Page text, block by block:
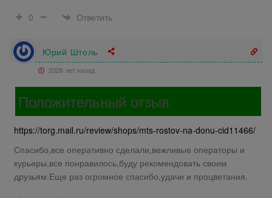
0
Ответить
Юрий Штоль
2026 лет назад
Положительный отзыв
https://torg.mail.ru/review/shops/mts-rostov-na-donu-cid11466/
Спасибо,все оперативно сделали,вежливые операторы и
курьеры,все понравилось,буду рекомендовать своим
друзьям.Еще раз огромное спасибо,удачи и процветания.